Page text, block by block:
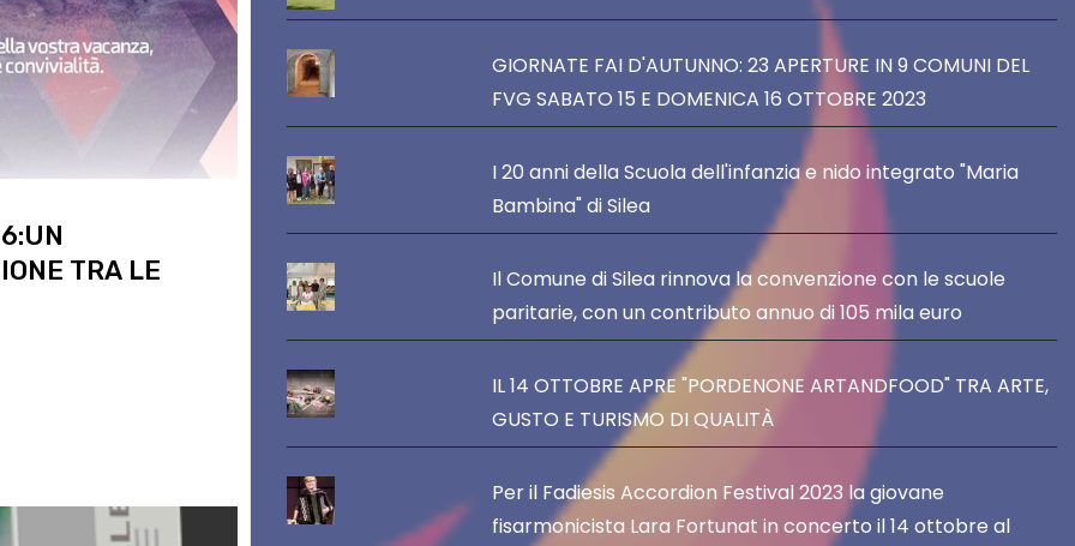
TRA LE
GIORNATE FAI D'AUTUNNO: 23 APERTURE IN 9 COMUNI DEL
FVG SABATO 15 E DOMENICA 16 OTTOBRE 2023
I 20 anni della Scuola dell'infanzia e nido integrato "Maria
Bambina" di Silea
Il Comune di Silea rinnova la convenzione con le scuole
paritarie, con un contributo annuo di 105 mila euro
IL 14 OTTOBRE APRE "PORDENONE ARTANDFOOD" TRA ARTE,
GUSTO E TURISMO DI QUALITÀ
Per il Fadiesis Accordion Festival 2023 la giovane
fisarmonicista Lara Fortunat in concerto il 14 ottobre al